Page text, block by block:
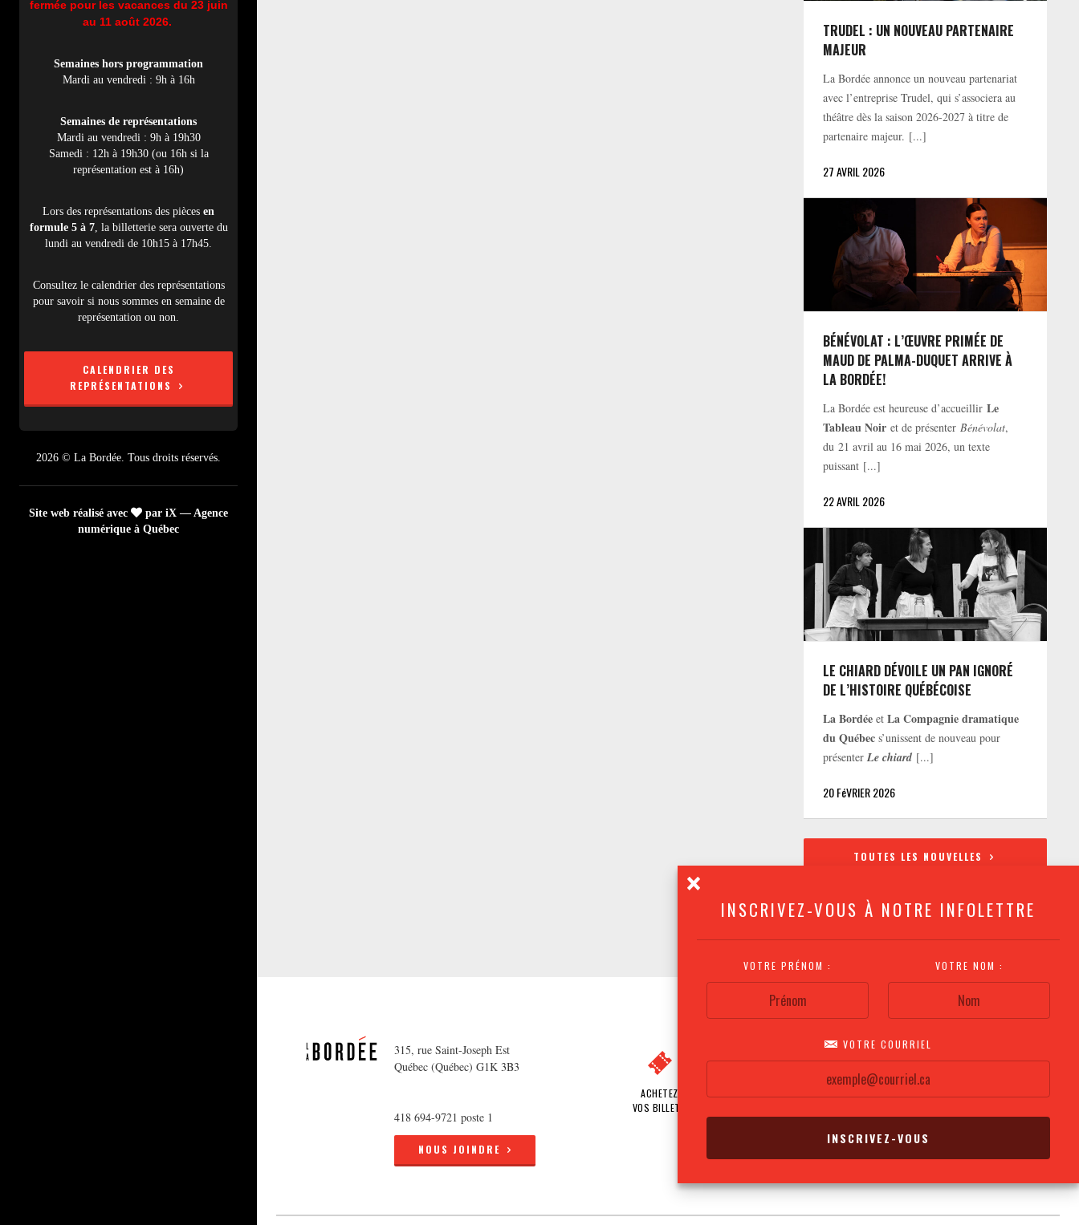
INSCRIVEZ-VOUS À NOTRE INFOLETTRE
VOTRE PRÉNOM : VOTRE NOM :
VOTRE COURRIEL
fermée pour les vacances du 23 juin
au 11 août 2026.
Semaines hors programmation
Mardi au vendredi : 9h à 16h
Semaines de représentations
Mardi au vendredi : 9h à 19h30
Samedi : 12h à 19h30 (ou 16h si la
représentation est à 16h)
Lors des représentations des pièces en
formule 5 à 7, la billetterie sera ouverte du
lundi au vendredi de 10h15 à 17h45.
Consultez le calendrier des représentations
pour savoir si nous sommes en semaine de
représentation ou non.
CALENDRIER DES
REPRÉSENTATIONS
2026 © La Bordée. Tous droits réservés.
Site web réalisé avec
par iX — Agence
numérique à Québec
TRUDEL : UN NOUVEAU PARTENAIRE
MAJEUR
La Bordée annonce un nouveau partenariat
avec l’entreprise Trudel, qui s’associera au
théâtre dès la saison 2026-2027 à titre de
partenaire majeur. [...]
27 AVRIL 2026
BÉNÉVOLAT : L’ŒUVRE PRIMÉE DE
MAUD DE PALMA-DUQUET ARRIVE À
LA BORDÉE!
La Bordée est heureuse d’accueillirLe
Tableau Noir et de présenterBénévolat,
du 21 avril au 16 mai 2026, un texte
puissant [...]
22 AVRIL 2026
LE CHIARD DÉVOILE UN PAN IGNORÉ
DE L’HISTOIRE QUÉBÉCOISE
La Bordée etLa Compagnie dramatique
du Québec s’unissent de nouveau pour
présenterLe chiard [...]
20 FéVRIER 2026
TOUTES LES NOUVELLES
315, rue Saint-Joseph Est
Québec (Québec) G1K 3B3
418 694-9721 poste 1
NOUS JOINDRE
ACHETEZ
VOS BILLETS